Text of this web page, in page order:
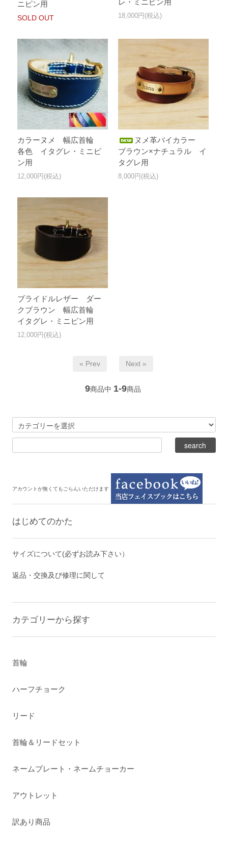
ニピン用
SOLD OUT
レ・ミニピン用
18,000円(税込)
カラーヌメ 幅広首輪
各色 イタグレ・ミニピ
ン用
12,000円(税込)
ヌメ革バイカラー
ブラウン×ナチュラル イ
タグレ用
8,000円(税込)
ブライドルレザー ダー
クブラウン 幅広首輪
イタグレ・ミニピン用
12,000円(税込)
« Prev Next »
9商品中 1-9商品
アカウントが無くてもごらんいただけます
はじめてのかた
サイズについて(必ずお読み下さい）
返品・交換及び修理に関して
カテゴリーから探す
首輪
ハーフチョーク
リード
首輪＆リードセット
ネームプレート・ネームチョーカー
アウトレット
訳あり商品